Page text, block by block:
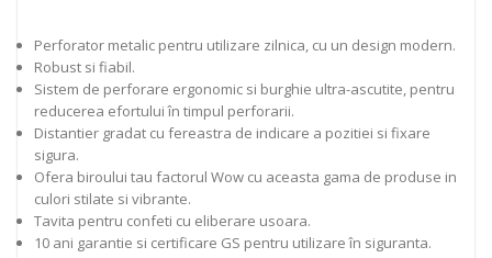
Perforator metalic pentru utilizare zilnica, cu un design modern.
Robust si fiabil.
Sistem de perforare ergonomic si burghie ultra-ascutite, pentru
reducerea efortului în timpul perforarii.
Distantier gradat cu fereastra de indicare a pozitiei si fixare
sigura.
Ofera biroului tau factorul Wow cu aceasta gama de produse in
culori stilate si vibrante.
Tavita pentru confeti cu eliberare usoara.
10 ani garantie si certificare GS pentru utilizare în siguranta.